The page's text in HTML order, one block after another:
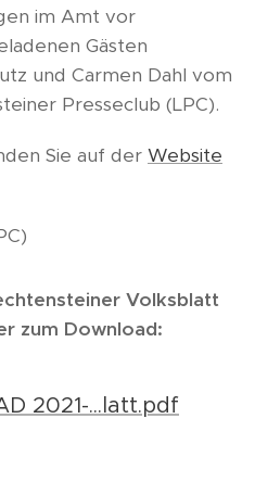
im Amt vor
Gästen
und Carmen Dahl vom
Presseclub (LPC).
Sie auf der Website
Volksblatt
zum Download:
2021-...latt.pdf